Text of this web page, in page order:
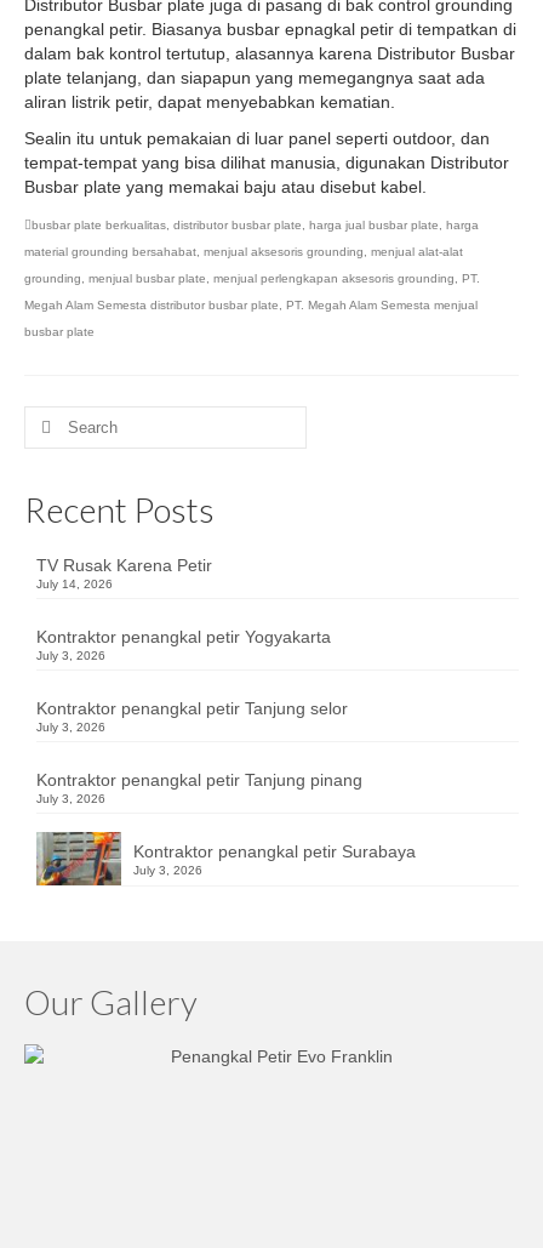
Distributor Busbar plate juga di pasang di bak control grounding
penangkal petir. Biasanya busbar epnagkal petir di tempatkan di
dalam bak kontrol tertutup, alasannya karena Distributor Busbar
plate telanjang, dan siapapun yang memegangnya saat ada
aliran listrik petir, dapat menyebabkan kematian.
Sealin itu untuk pemakaian di luar panel seperti outdoor, dan
tempat-tempat yang bisa dilihat manusia, digunakan Distributor
Busbar plate yang memakai baju atau disebut kabel.
busbar plate berkualitas distributor busbar plate harga jual busbar plate
harga
material grounding bersahabat menjual aksesoris grounding
menjual alat-alat
grounding
menjual busbar plate menjual perlengkapan aksesoris grounding
PT.
Megah Alam Semesta distributor busbar plate
PT. Megah Alam Semesta menjual
busbar plate
Search
Recent Posts
TV Rusak Karena Petir
July 14, 2026
Kontraktor penangkal petir Yogyakarta
July 3, 2026
Kontraktor penangkal petir Tanjung selor
July 3, 2026
Kontraktor penangkal petir Tanjung pinang
July 3, 2026
Kontraktor penangkal petir Surabaya
July 3, 2026
Our Gallery